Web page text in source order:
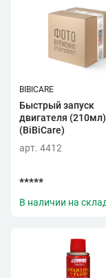
BIBICARE
Быстрый запуск
двигателя (210мл)
(BiBiCare)
арт. 4412
*****
В наличии на